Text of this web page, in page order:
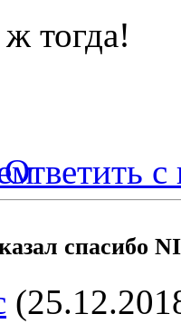
тогда!
с
cпасибо